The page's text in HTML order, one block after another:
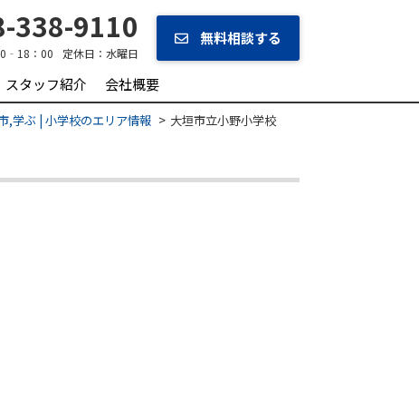
338-9110
：00 定休日： 水曜日
無料相談する
スタッフ紹介 会社概要
,学ぶ | 小学校のエリア情報 大垣市立小野小学校